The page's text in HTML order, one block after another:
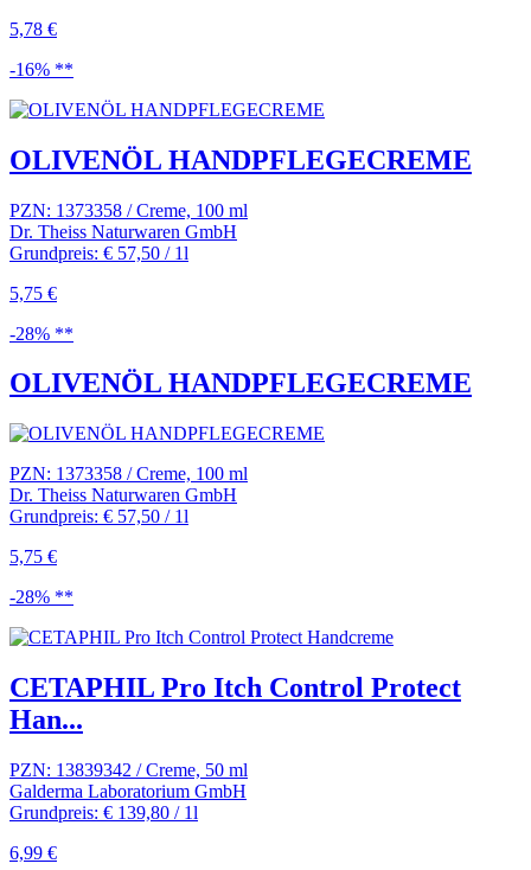
5,78 €
-16% **
OLIVENÖL HANDPFLEGECREME
PZN: 1373358 / Creme, 100 ml
Dr. Theiss Naturwaren GmbH
Grundpreis: € 57,50 / 1l
5,75 €
-28% **
OLIVENÖL HANDPFLEGECREME
PZN: 1373358 / Creme, 100 ml
Dr. Theiss Naturwaren GmbH
Grundpreis: € 57,50 / 1l
5,75 €
-28% **
CETAPHIL Pro Itch Control Protect
Han...
PZN: 13839342 / Creme, 50 ml
Galderma Laboratorium GmbH
Grundpreis: € 139,80 / 1l
6,99 €